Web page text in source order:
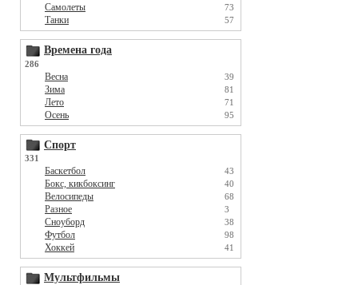
Самолеты 73
Танки 57
Времена года
286
Весна 39
Зима 81
Лето 71
Осень 95
Спорт
331
Баскетбол 43
Бокс, кикбоксинг 40
Велосипеды 68
Разное 3
Сноуборд 38
Футбол 98
Хоккей 41
Мультфильмы